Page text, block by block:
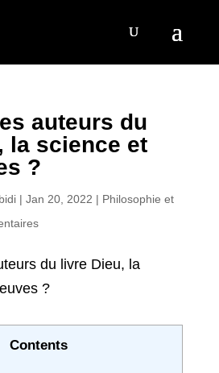
auteurs du
la science et
?
| Jan 20, 2022 | Philosophie et
Contents